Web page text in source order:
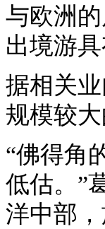
与欧洲
出境游
据相关
规模较
“佛得角
低估。”
洋中部